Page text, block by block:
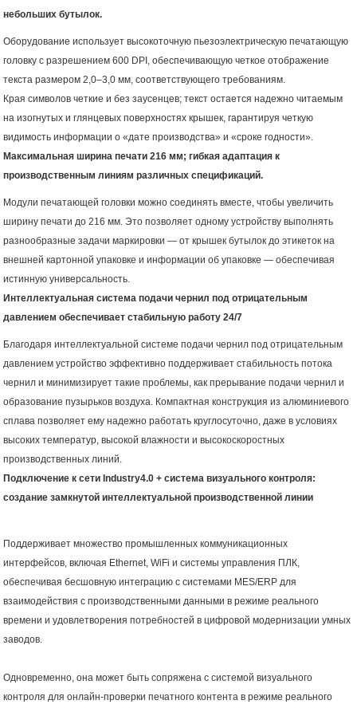
небольших бутылок.
Оборудование использует высокоточную пьезоэлектрическую печатающую
головку с разрешением 600 DPI, обеспечивающую четкое отображение
текста размером 2,0–3,0 мм, соответствующего требованиям.
Края символов четкие и без заусенцев; текст остается надежно читаемым
на изогнутых и глянцевых поверхностях крышек, гарантируя четкую
видимость информации о «дате производства» и «сроке годности».
Максимальная ширина печати 216 мм; гибкая адаптация к
производственным линиям различных спецификаций.
Модули печатающей головки можно соединять вместе, чтобы увеличить
ширину печати до 216 мм. Это позволяет одному устройству выполнять
разнообразные задачи маркировки — от крышек бутылок до этикеток на
внешней картонной упаковке и информации об упаковке — обеспечивая
истинную универсальность.
Интеллектуальная система подачи чернил под отрицательным
давлением обеспечивает стабильную работу 24/7
Благодаря интеллектуальной системе подачи чернил под отрицательным
давлением устройство эффективно поддерживает стабильность потока
чернил и минимизирует такие проблемы, как прерывание подачи чернил и
образование пузырьков воздуха. Компактная конструкция из алюминиевого
сплава позволяет ему надежно работать круглосуточно, даже в условиях
высоких температур, высокой влажности и высокоскоростных
производственных линий.
Подключение к сети Industry4.0 + система визуального контроля:
создание замкнутой интеллектуальной производственной линии
Поддерживает множество промышленных коммуникационных
интерфейсов, включая Ethernet, WiFi и системы управления ПЛК,
обеспечивая бесшовную интеграцию с системами MES/ERP для
взаимодействия с производственными данными в режиме реального
времени и удовлетворения потребностей в цифровой модернизации умных
заводов.
Одновременно, она может быть сопряжена с системой визуального
контроля для онлайн-проверки печатного контента в режиме реального